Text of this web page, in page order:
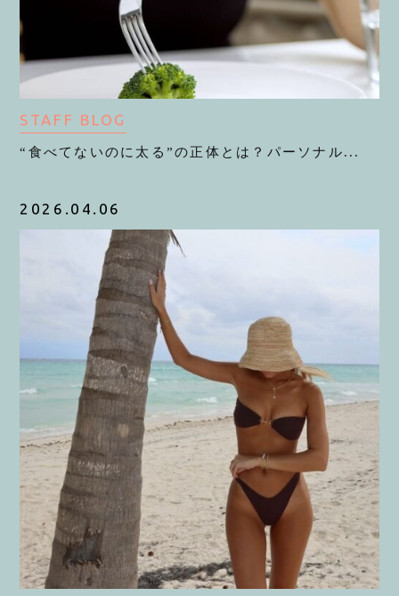
STAFF BLOG
“食べてないのに太る”の正体とは？パーソナル...
2026.04.06